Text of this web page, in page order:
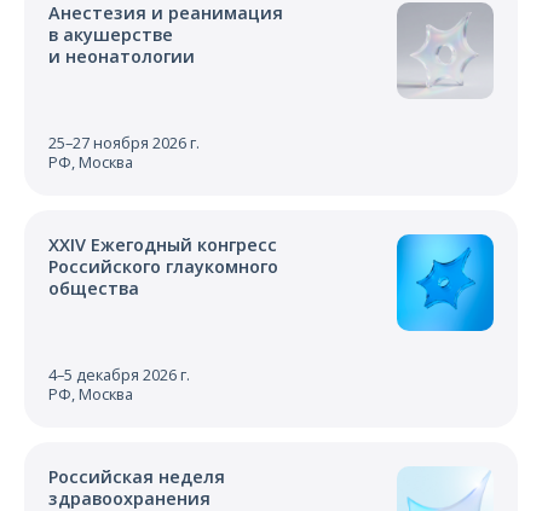
Анестезия и реанимация
в акушерстве
и неонатологии
25–27 ноября 2026 г.
РФ, Москва
XXIV Ежегодный конгресс
Российского глаукомного
общества
4–5 декабря 2026 г.
РФ, Москва
Российская неделя
здравоохранения